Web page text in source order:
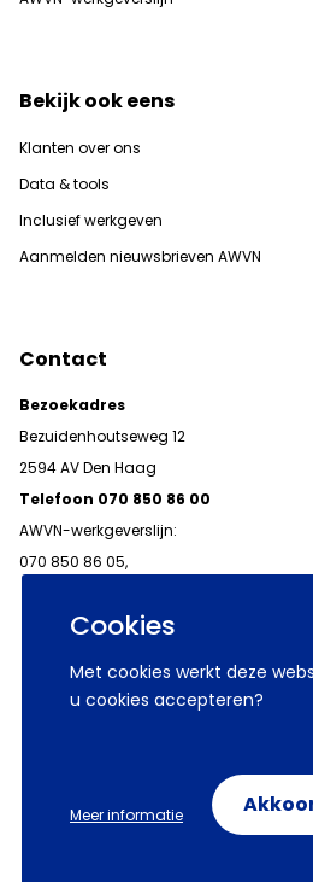
Cookies
Met cookies werkt deze
u cookies accepteren?
Meer informatie
Bekijk ook eens
Klanten over ons
Data & tools
Inclusief werkgeven
Aanmelden nieuwsbrieven AWVN
Contact
Bezoekadres
Bezuidenhoutseweg 12
2594 AV Den Haag
Telefoon 070 850 86 00
AWVN-werkgeverslijn:
070 850 86 05,
© 2026 AWVN
Volg ons op: